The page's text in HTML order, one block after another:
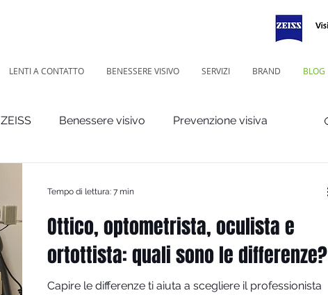
LENTI A CONTATTO BENESSERE VISIVO SERVIZI BRAND BLOG
ZEISS Benessere visivo Prevenzione visiva
Ottico, optometrista, oculista e
ortottista: quali sono le differenze?
Capire le differenze ti aiuta a scegliere il professionista
Tempo di lettura: 7 min